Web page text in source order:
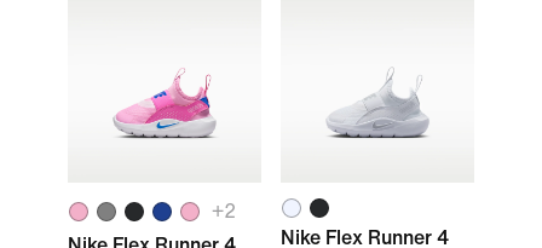
+2
Nike Flex Runner 4